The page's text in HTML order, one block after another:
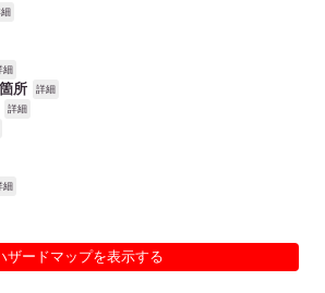
細
所 詳細
詳細
細
ザードマップを表示する